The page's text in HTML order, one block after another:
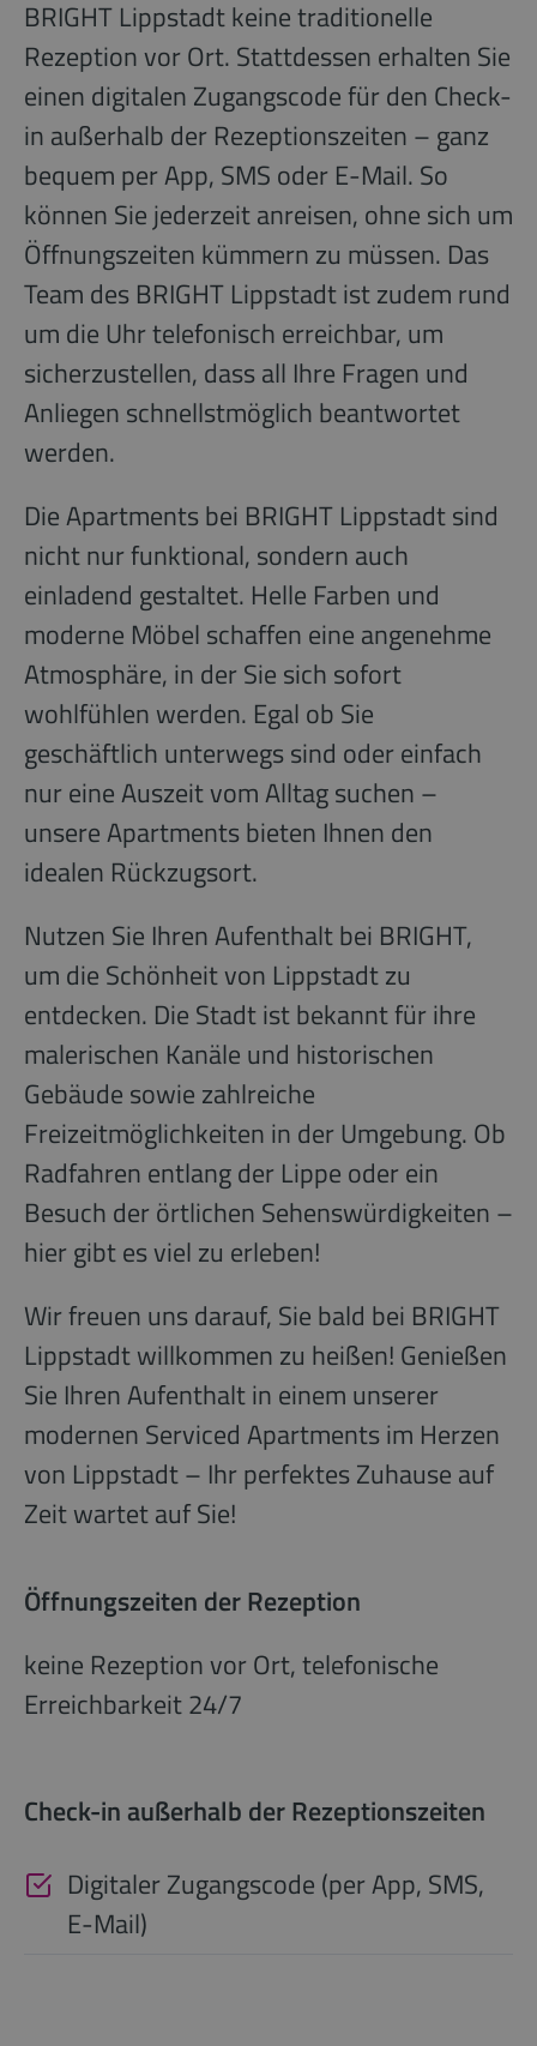
BRIGHT Lippstadt keine traditionelle
Rezeption vor Ort. Stattdessen erhalten Sie
einen digitalen Zugangscode für den Check-
in außerhalb der Rezeptionszeiten – ganz
bequem per App, SMS oder E-Mail. So
können Sie jederzeit anreisen, ohne sich um
Öffnungszeiten kümmern zu müssen. Das
Team des BRIGHT Lippstadt ist zudem rund
um die Uhr telefonisch erreichbar, um
sicherzustellen, dass all Ihre Fragen und
Anliegen schnellstmöglich beantwortet
werden.
Die Apartments bei BRIGHT Lippstadt sind
nicht nur funktional, sondern auch
einladend gestaltet. Helle Farben und
moderne Möbel schaffen eine angenehme
Atmosphäre, in der Sie sich sofort
wohlfühlen werden. Egal ob Sie
geschäftlich unterwegs sind oder einfach
nur eine Auszeit vom Alltag suchen –
unsere Apartments bieten Ihnen den
idealen Rückzugsort.
Nutzen Sie Ihren Aufenthalt bei BRIGHT,
um die Schönheit von Lippstadt zu
entdecken. Die Stadt ist bekannt für ihre
malerischen Kanäle und historischen
Gebäude sowie zahlreiche
Freizeitmöglichkeiten in der Umgebung. Ob
Radfahren entlang der Lippe oder ein
Besuch der örtlichen Sehenswürdigkeiten –
hier gibt es viel zu erleben!
Wir freuen uns darauf, Sie bald bei BRIGHT
Lippstadt willkommen zu heißen! Genießen
Sie Ihren Aufenthalt in einem unserer
modernen Serviced Apartments im Herzen
von Lippstadt – Ihr perfektes Zuhause auf
Zeit wartet auf Sie!
Öffnungszeiten der Rezeption
keine Rezeption vor Ort, telefonische
Erreichbarkeit 24/7
Check-in außerhalb der Rezeptionszeiten
Digitaler Zugangscode (per App, SMS,
E-Mail)